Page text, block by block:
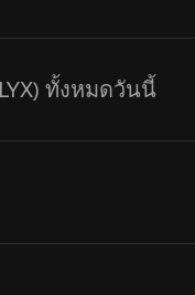
ทั้งหมดวันนี้